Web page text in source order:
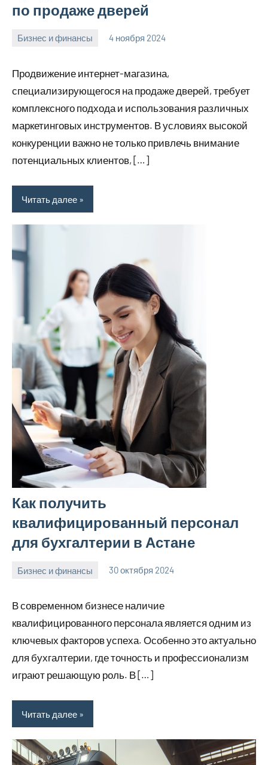
по продаже дверей
Бизнес и финансы 4 ноября 2024
Продвижение интернет-магазина,
специализирующегося на продаже дверей, требует
комплексного подхода и использования различных
маркетинговых инструментов. В условиях высокой
конкуренции важно не только привлечь внимание
потенциальных клиентов, […]
Читать далее
Как получить
квалифицированный персонал
для бухгалтерии в Астане
Бизнес и финансы 30 октября 2024
В современном бизнесе наличие
квалифицированного персонала является одним из
ключевых факторов успеха. Особенно это актуально
для бухгалтерии, где точность и профессионализм
играют решающую роль. В […]
Читать далее